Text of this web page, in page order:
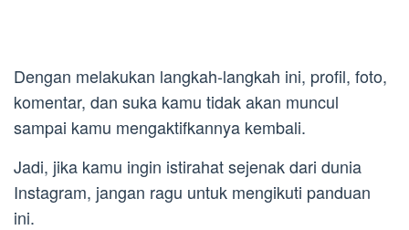
Dengan melakukan langkah-langkah ini, profil, foto,
komentar, dan suka kamu tidak akan muncul
sampai kamu mengaktifkannya kembali.
Jadi, jika kamu ingin istirahat sejenak dari dunia
Instagram, jangan ragu untuk mengikuti panduan
ini.